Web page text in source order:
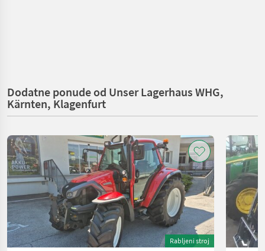
Dodatne ponude od Unser Lagerhaus WHG,
Kärnten, Klagenfurt
Rabljeni stroj